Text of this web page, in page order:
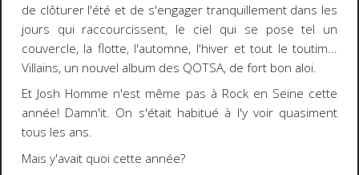
de clôturer l'été et de s'engager tranquillement dans les
jours qui raccourcissent, le ciel qui se pose tel un
couvercle, la flotte, l'automne, l'hiver et tout le toutim...
Villains, un nouvel album des QOTSA, de fort bon aloi.
Et Josh Homme n'est même pas à Rock en Seine cette
année! Damn'it. On s'était habitué à l'y voir quasiment
tous les ans.
Mais y'avait quoi cette année?